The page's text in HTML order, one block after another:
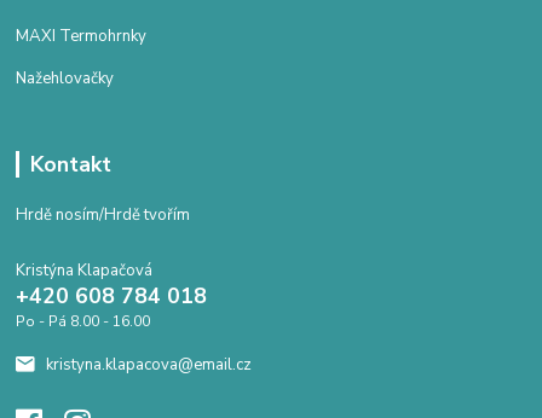
MAXI Termohrnky
Nažehlovačky
Kontakt
Hrdě nosím/Hrdě tvořím
Kristýna Klapačová
+420 608 784 018
Po - Pá 8.00 - 16.00
kristyna.klapacova@email.cz